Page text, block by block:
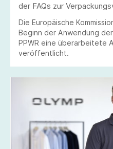
der FAQs zur
Die Europäische
Beginn der Anwendung
PPWR eine überarbeitete
veröffentlicht.